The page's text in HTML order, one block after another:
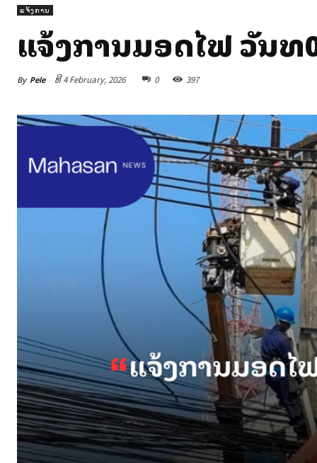
ແຈ້ງການ
ແຈ້ງການມອດໄຟ ວັນທີ
By Pele ທີ 4 February, 2026 0 397